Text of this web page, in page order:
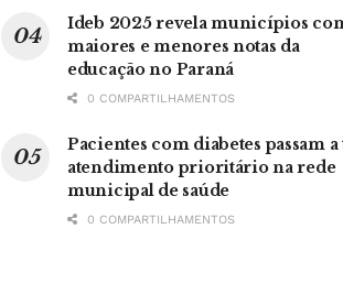
Ideb 2025 revela municípios
maiores e menores notas da
educação no Paraná
0 COMPARTILHAMENTOS
Pacientes com diabetes passam a
atendimento prioritário na rede
municipal de saúde
0 COMPARTILHAMENTOS